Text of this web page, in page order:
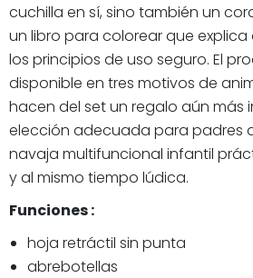
cuchilla en sí, sino también un
un libro para colorear que
los principios de uso seguro. El
disponible en tres motivos de
hacen del set un regalo aún más
elección adecuada para padres
navaja multifuncional infantil
y al mismo tiempo lúdica.
Funciones :
hoja retráctil sin punta
abrebotellas